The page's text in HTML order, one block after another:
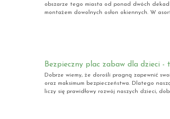
obszarze tego miasta od ponad dwóch
montażem dowolnych osłon okiennych. W
Bezpieczny plac zabaw dla dzieci -
Dobrze wiemy, że dorośli pragną zapewnić
oraz maksimum bezpieczeństwa. Dlatego
liczy się prawidłowy rozwój naszych dzieci,